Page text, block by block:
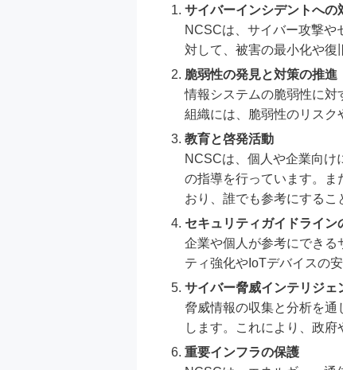
サイバーインシデントへの
NCSCは、サイバー攻撃や
対して、被害の最小化や復
脆弱性の発見と対策の推進
情報システムの脆弱性に
組織には、脆弱性のリスク
教育と啓発活動
NCSCは、個人や企業向け
の指導を行っています。
おり、誰でも参考にするこ
セキュリティガイドライン
企業や個人が参考にできる
ティ強化やIoTデバイスの
サイバー脅威インテリジェ
脅威情報の収集と分析を
します。これにより、政府
重要インフラの保護